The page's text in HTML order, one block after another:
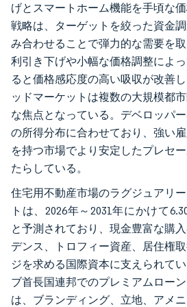
げとスマートホーム機能を手頃な
戦略は、ターゲットを絞った資金
み合わせることで弾力的な需要を
利引き下げや小幅な価格調整によ
ると価格感応度の高い吸収が改善
ッドマーケットは複数の大規模都
な焦点となっている。デベロッパ
の所得分布に合わせており、強い
を持つ市場でより安定したプレセ
たらしている。
住宅用不動産市場のラグジュアリ
トは、2026年～2031年にかけて
と予測されており、現金豊富な購
デンス、トロフィー資産、居住権
ジを求める国際資本に支えられて
ブ首長国連邦でのプレミアムロー
は、ブランディング、立地、アメ